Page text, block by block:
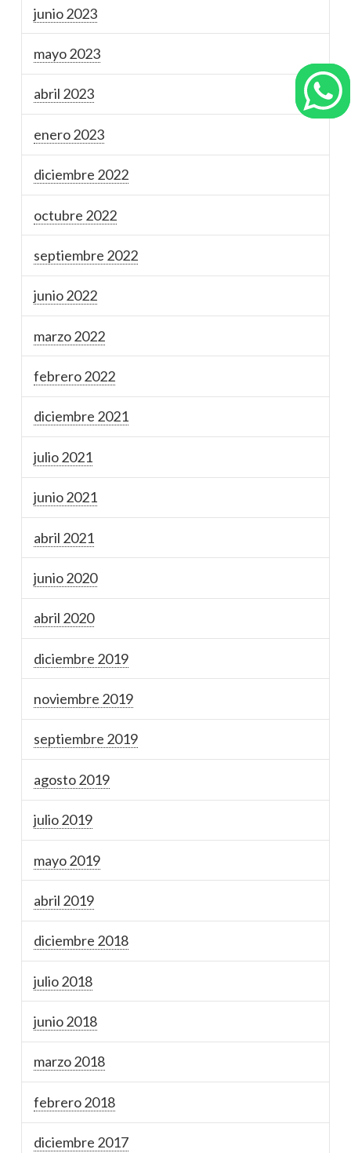
junio 2023
mayo 2023
abril 2023
enero 2023
diciembre 2022
octubre 2022
septiembre 2022
junio 2022
marzo 2022
febrero 2022
diciembre 2021
julio 2021
junio 2021
abril 2021
junio 2020
abril 2020
diciembre 2019
noviembre 2019
septiembre 2019
agosto 2019
julio 2019
mayo 2019
abril 2019
diciembre 2018
julio 2018
junio 2018
marzo 2018
febrero 2018
diciembre 2017